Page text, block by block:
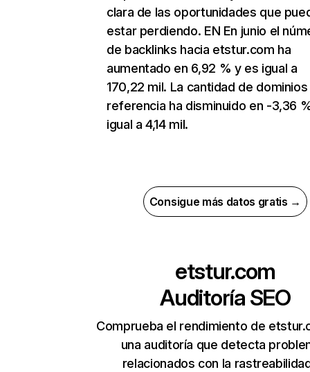
clara de las oportunidades que
estar perdiendo. EN En junio el
de backlinks hacia etstur.com ha
aumentado en 6,92 % y es igual a
170,22 mil. La cantidad de
referencia ha disminuido en -3,36
igual a 4,14 mil.
Consigue más datos gratis →
etstur.com
Auditoría SEO
Comprueba el rendimiento de
una auditoría que detecta
relacionados con la